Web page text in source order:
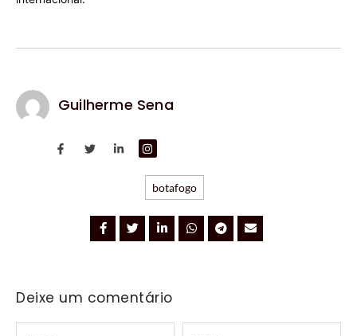
Guilherme Sena
botafogo
Deixe um comentário